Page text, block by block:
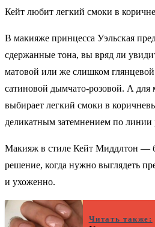
Кейт любит легкий смоки в
В макияже принцесса Уэльская
сдержанные тона, вы вряд ли
матовой или же слишком
сатиновой дымчато-розовой. А для
выбирает легкий смоки в
деликатным затемнением по линии
Макияж в стиле Кейт Миддлтон —
решение, когда нужно выглядеть
и ухоженно.
Читать также: